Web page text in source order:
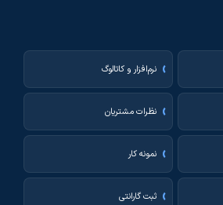
نرم‌افزار و کاتالوگ
نظرات مشتریان
نمونه کار
ثبت گارانتی